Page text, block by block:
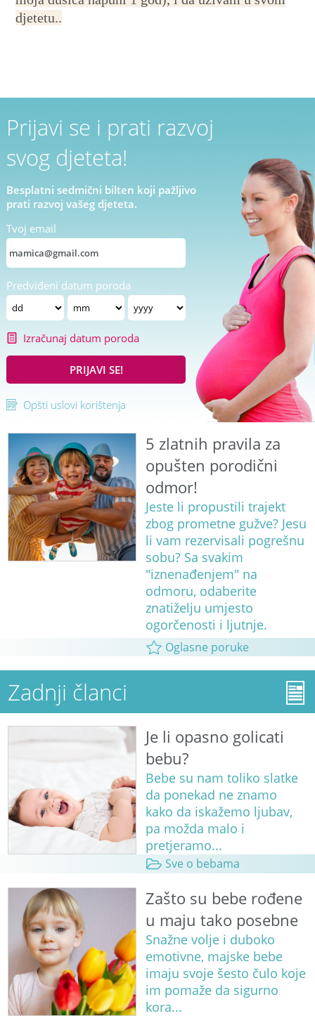
djetetu..
Prijavi se i prati razvoj
svog djeteta!
Besplatni sedmični bilten koji pažljivo
prati razvoj vašeg djeteta.
Tvoj email
Predviđeni datum poroda
Izračunaj datum poroda
PRIJAVI SE!
Opšti uslovi korištenja
5 zlatnih pravila za
opušten porodični
odmor!
Jeste li propustili trajekt
zbog prometne gužve? Jesu
li vam rezervisali pogrešnu
sobu? Sa svakim
"iznenađenjem" na
odmoru, odaberite
znatiželju umjesto
ogorčenosti i ljutnje.
Oglasne poruke
Zadnji članci
Je li opasno golicati
bebu?
Bebe su nam toliko slatke
da ponekad ne znamo
kako da iskažemo ljubav,
pa možda malo i
pretjeramo...
Sve o bebama
Zašto su bebe rođene
u maju tako posebne
Snažne volje i duboko
emotivne, majske bebe
imaju svoje šesto čulo koje
im pomaže da sigurno
kora...